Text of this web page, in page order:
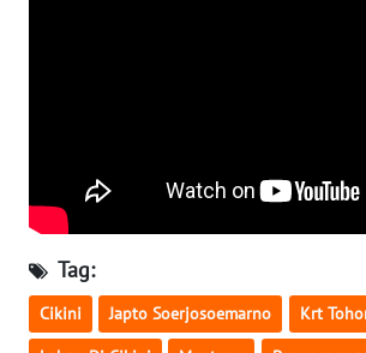
Tag:
Cikini Japto Soerjosoemarno Krt
SULTENG
WN
SULBAR